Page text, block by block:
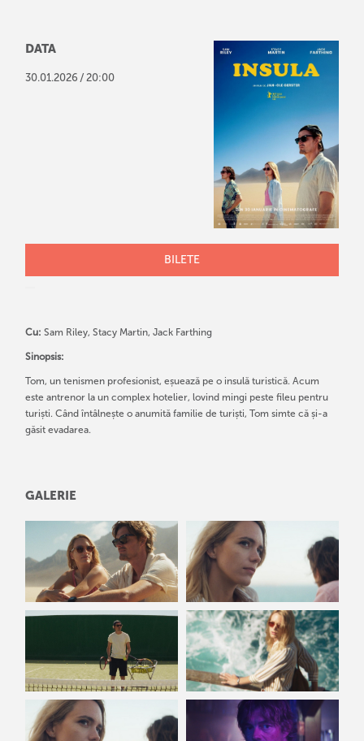
DATA
30.01 .2026 / 20:00
BILETE
Cu: Sam Riley, Stacy Martin, Jack Farthing
Sinopsis:
Tom, un tenismen profesionist, eșuează pe o insulă turistică. Acum
este antrenor la un complex hotelier, lovind mingi peste fileu pentru
turiști. Când întâlnește o anumită familie de turiști, Tom simte că și-a
găsit evadarea.
GALERIE